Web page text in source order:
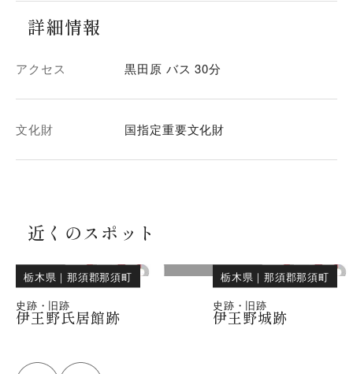
詳細情報
アクセス 黒田原 バス 30分
文化財 国指定重要文化財
近くのスポット
栃木県 ｜那須郡那須町
史跡・旧跡
伊王野氏居館跡
栃木県 ｜那須郡那須町
史跡・旧跡
伊王野城跡